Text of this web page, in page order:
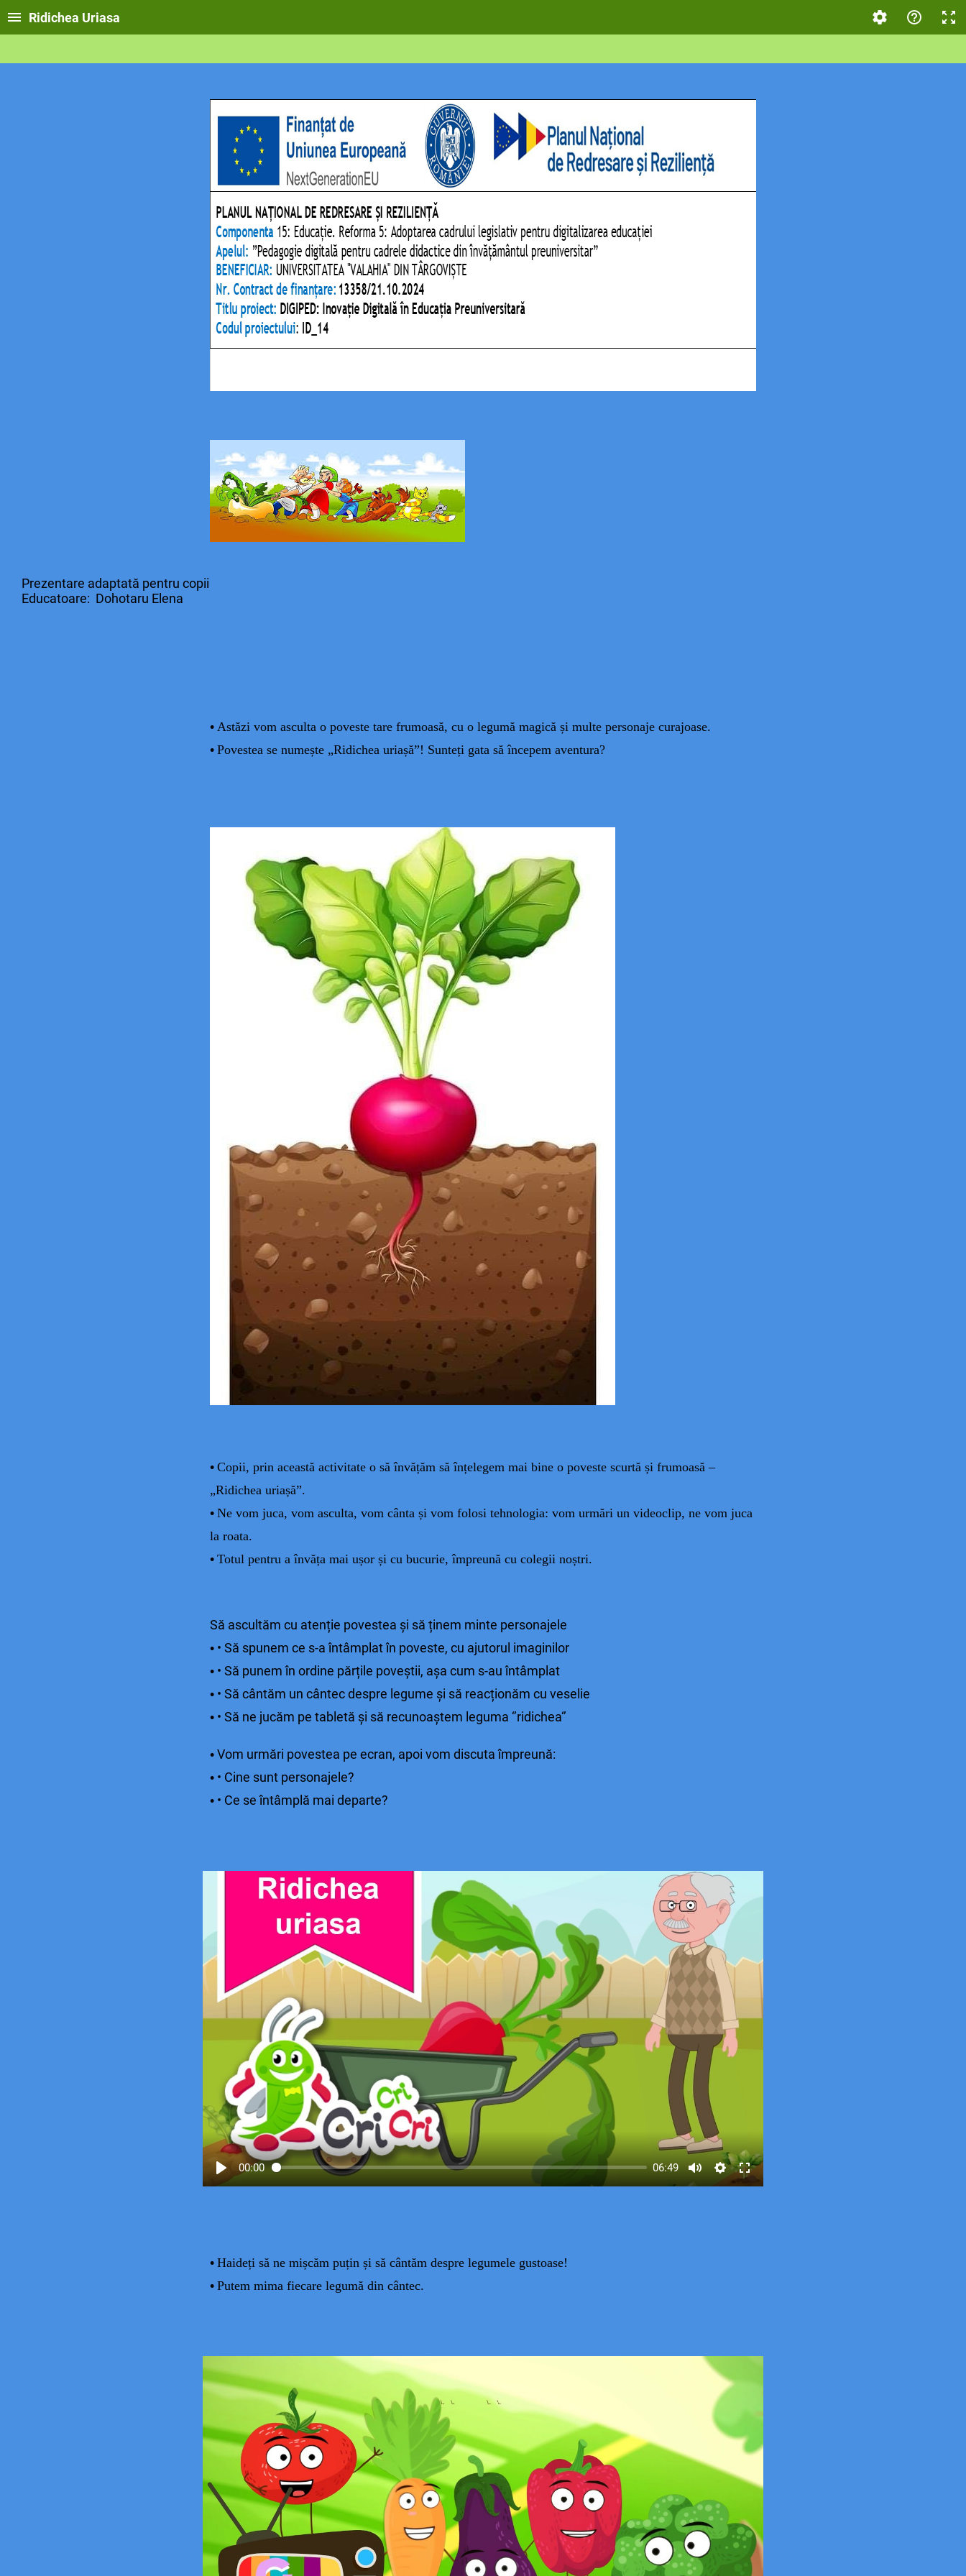
Ridichea Uriasa
Prezentare adaptată pentru copii
Educatoare: Dohotaru Elena
• Astăzi vom asculta o poveste tare frumoasă, cu o legumă magică și multe personaje curajoase.
• Povestea se numește „Ridichea uriașă”! Sunteți gata să începem aventura?
• Copii, prin această activitate o să învățăm să înțelegem mai bine o poveste scurtă și frumoasă –
„Ridichea uriașă”.
• Ne vom juca, vom asculta, vom cânta și vom folosi tehnologia: vom urmări un videoclip, ne vom juca
la roata.
• Totul pentru a învăța mai ușor și cu bucurie, împreună cu colegii noștri.
Să ascultăm cu atenție povestea și să ținem minte personajele
• • Să spunem ce s-a întâmplat în poveste, cu ajutorul imaginilor
• • Să punem în ordine părțile poveștii, așa cum s-au întâmplat
• • Să cântăm un cântec despre legume și să reacționăm cu veselie
• • Să ne jucăm pe tabletă și să recunoaștem leguma ‘’ridichea‘’
• Vom urmări povestea pe ecran, apoi vom discuta împreună:
• • Cine sunt personajele?
• • Ce se întâmplă mai departe?
00:00 06:49
• Haideți să ne mișcăm puțin și să cântăm despre legumele gustoase!
• Putem mima fiecare legumă din cântec.